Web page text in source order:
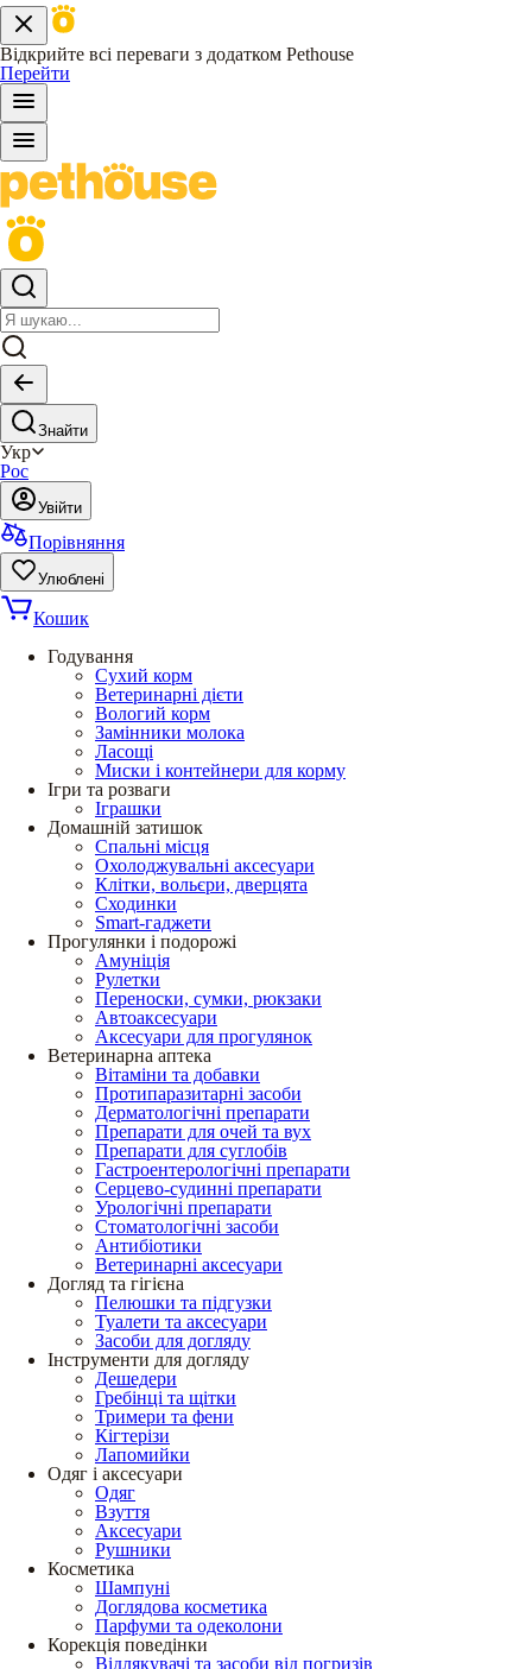
Відкрийте всі переваги з додатком Pethouse
Перейти
Знайти
Укр
Рос
Увійти
Порівняння
Улюблені
Кошик
Годування
Сухий корм
Ветеринарні дієти
Вологий корм
Замінники молока
Ласощі
Миски і контейнери для корму
Ігри та розваги
Іграшки
Домашній затишок
Спальні місця
Охолоджувальні аксесуари
Клітки, вольєри, дверцята
Сходинки
Smart-гаджети
Прогулянки і подорожі
Амуніція
Рулетки
Переноски, сумки, рюкзаки
Автоаксесуари
Аксесуари для прогулянок
Ветеринарна аптека
Вітаміни та добавки
Протипаразитарні засоби
Дерматологічні препарати
Препарати для очей та вух
Препарати для суглобів
Гастроентерологічні препарати
Серцево-судинні препарати
Урологічні препарати
Стоматологічні засоби
Антибіотики
Ветеринарні аксесуари
Догляд та гігієна
Пелюшки та підгузки
Туалети та аксесуари
Засоби для догляду
Інструменти для догляду
Дешедери
Гребінці та щітки
Тримери та фени
Кігтерізи
Лапомийки
Одяг і аксесуари
Одяг
Взуття
Аксесуари
Рушники
Косметика
Шампуні
Доглядова косметика
Парфуми та одеколони
Корекція поведінки
Відлякувачі та засоби від погризів